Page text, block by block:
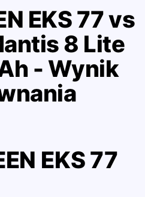
EKS 77 vs
8 Lite
- Wynik
EKS 77